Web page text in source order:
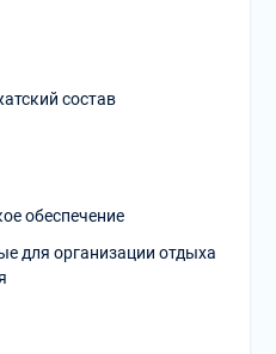
состав
обеспечение
для организации отдыха